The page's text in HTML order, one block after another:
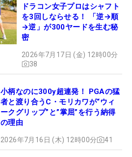
ドラコン女子プロはシャフト
を3回しならせる！ 「逆→順
→逆」が300ヤードを生む秘
密
2026年7月17日 (金) 12時00分
38
小柄なのに300y超連発！ PGAの猛
者と渡り合うC・モリカワが“ウィ
ークグリップ”と”掌屈”を行う納得
の理由
2026年7月16日 (木) 12時00分 41